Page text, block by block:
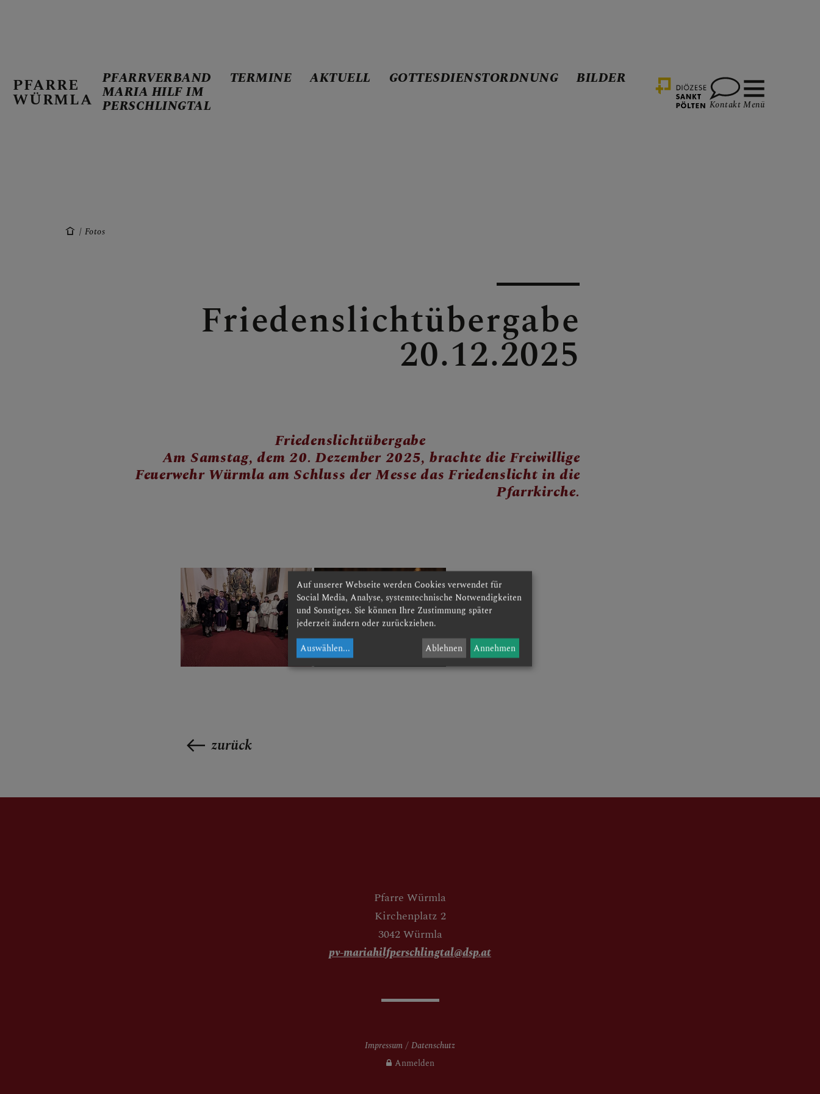
PFARRVERBAND MARIA HILF IM PERSCHLINGTAL
GOTTESDIENSTORDNUNG
GRUPPEN & RUNDEN
PFARRTEAM
PFARRKIRCHE
PFARRE
WÜRMLA
PFARRVERBAND
MARIA HILF IM
PERSCHLINGTAL
TERMINE AKTUELL GOTTESDIENSTORDNUNG BILDER
Kontakt Menü
Fotos
Friedenslichtübergabe
20.12.2025
Friedenslichtübergabe
Am Samstag, dem 20. Dezember 2025, brachte die Freiwillige
Feuerwehr Würmla am Schluss der Messe das Friedenslicht in die
Pfarrkirche.
zurück
Pfarre Würmla
Kirchenplatz 2
3042 Würmla
pv-mariahilfperschlingtal@dsp.at
Impressum
Datenschutz
Anmelden
Auf unserer Webseite werden Cookies verwendet für
Social Media, Analyse, systemtechnische Notwendigkeiten
und Sonstiges. Sie können Ihre Zustimmung später
jederzeit ändern oder zurückziehen.
Auswählen... Ablehnen Annehmen